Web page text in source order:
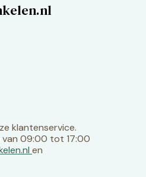
klantenservice.
van 09:00 tot 17:00
en